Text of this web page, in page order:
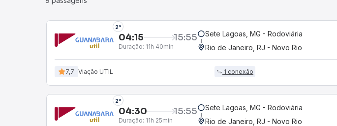
2°
04:15 15:55
Duração: 11h 40min
Sete Lagoas, MG - Rodoviária
Rio de Janeiro, RJ - Novo Rio
7,7 Viação UTIL 1 conexão
2°
04:30 15:55
Duração: 11h 25min
Sete Lagoas, MG - Rodoviária
Rio de Janeiro, RJ - Novo Rio